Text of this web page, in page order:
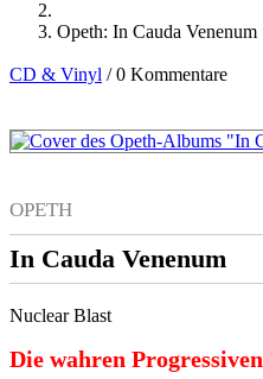
Opeth: In Cauda Venenum
CD & Vinyl /0 Kommentare
OPETH
In Cauda Venenum
Nuclear Blast
Die wahren Progressiven